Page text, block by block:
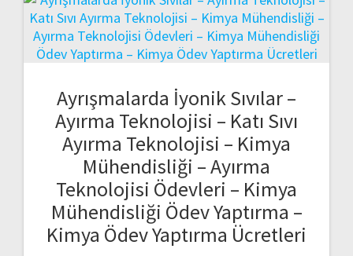
Ayrışmalarda İyonik Sıvılar –
Ayırma Teknolojisi – Katı Sıvı
Ayırma Teknolojisi – Kimya
Mühendisliği – Ayırma
Teknolojisi Ödevleri – Kimya
Mühendisliği Ödev Yaptırma –
Kimya Ödev Yaptırma Ücretleri